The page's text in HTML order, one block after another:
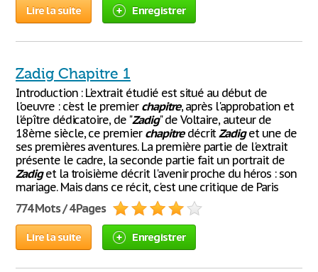
Lire la suite Enregistrer
Zadig Chapitre 1
Introduction : L'extrait étudié est situé au début de
l'oeuvre : c'est le premier chapitre, après l'approbation et
l'épître dédicatoire, de "Zadig" de Voltaire, auteur de
18ème siècle, ce premier chapitredécritZadiget une de
ses premières aventures. La première partie de l'extrait
présente le cadre, la seconde partie fait un portrait de
Zadiget la troisième décrit l'avenir proche du héros : son
mariage. Mais dans ce récit, c'est une critique de Paris
774 Mots / 4 Pages
Lire la suite Enregistrer